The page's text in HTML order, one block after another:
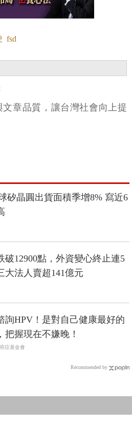
fsd
章品質，讓台灣社會向上提
矽晶圓出貨面積季增8% 寫近6
破12900點，外資變心終止連5
大法人賣超141億元
詢HPV！是對自己健康最好的
把握現在不嫌晚！
症基金會
Recommended by